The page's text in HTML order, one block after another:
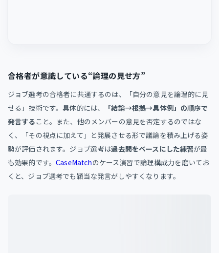
合格者が意識している“論理の見せ方”
ジョブ選考の合格者に共通するのは、「自分の意見を論理的に見
せる」技術です。具体的には、
「結論→根拠→具体例」の順序で
発言する こと。また、他のメンバーの意見を否定するのではな
く、「その視点に加えて」と発展させる形で議論を積み上げる姿
勢が評価されます。ジョブ選考は過去問をベースにした練習が最
も効果的です。CaseMatchのケース演習で論理構成力を磨いてお
くと、ジョブ選考でも穎当な発言がしやすくなります。